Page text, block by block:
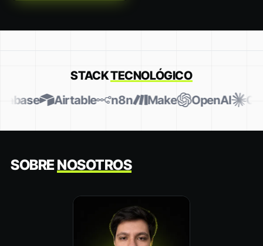
STACKTECNOLÓGICO
Airtable n8n Make OpenAI
SOBRENOSOTROS